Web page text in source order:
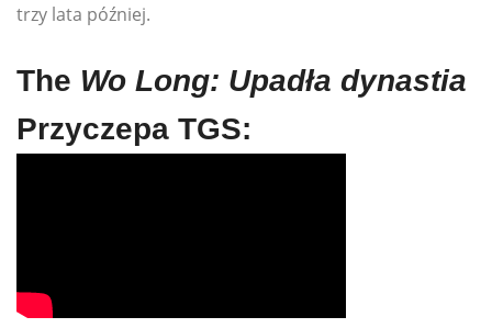
trzy lata później.
The Wo Long: Upadła dynastia
Przyczepa TGS: